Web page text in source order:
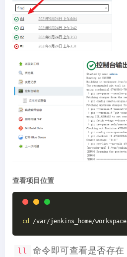
查看项目位置
cd /var/jenkins_home/workspace
ll 命令即可查看是否存在